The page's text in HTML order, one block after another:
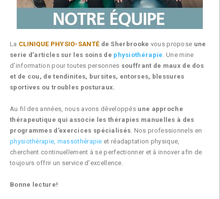
La CLINIQUE PHYSIO-SANTÉde Sherbrooke vous propose une
serie d’articles sur les soins de physiothérapie. Une mine
d’information pour toutes personnes souffrant de maux de dos
et de cou, de tendinites, bursites, entorses, blessures
sportives ou troubles posturaux.
Au fil des années, nous avons développés une approche
thérapeutique qui associe les thérapies manuelles à des
programmes d’exercices spécialisés. Nos professionnels en
physiothérapie, massothérapie et réadaptation physique,
cherchent continuellement à se perfectionner et à innover afin de
toujours offrir un service d’excellence.
Bonne lecture!